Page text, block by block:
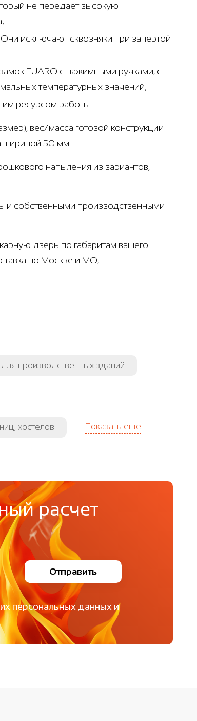
не передает высокую
исключают сквозняки при запертой
FUARO с нажимными ручками, с
температурных значений;
ресурсом работы.
вес/масса готовой конструкции
шириной 50 мм.
напыления из вариантов,
и собственными производственными
дверь по габаритам вашего
по Москве и МО,
производственных зданий
хостелов Показать еще
расчет
Отправить
персональных данных и